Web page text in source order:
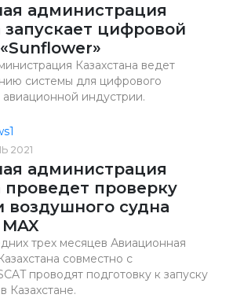
администрация
запускает цифровой
Казахстана ведет
системы для цифрового
авиационной индустрии.
2021
администрация
проведет проверку
воздушного судна
трех месяцев Авиационная
совместно с
проводят подготовку к запуску
Казахстане.